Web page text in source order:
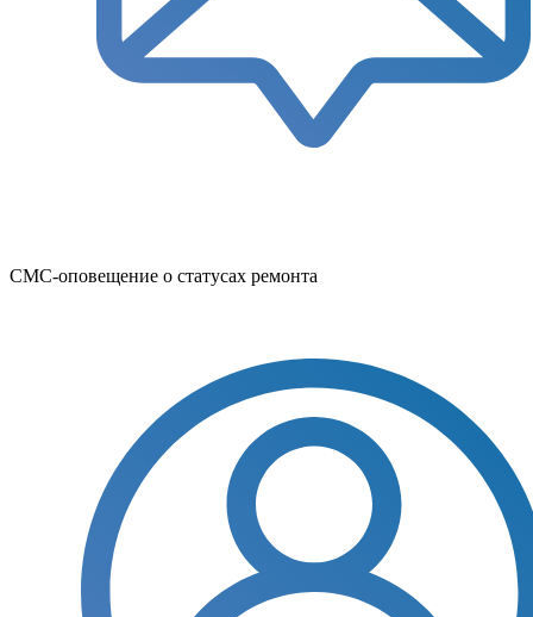
СМС-оповещение о статусах ремонта